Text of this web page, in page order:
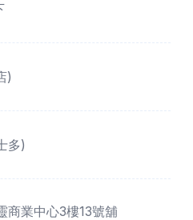
)
多)
商業中心3樓13號舖